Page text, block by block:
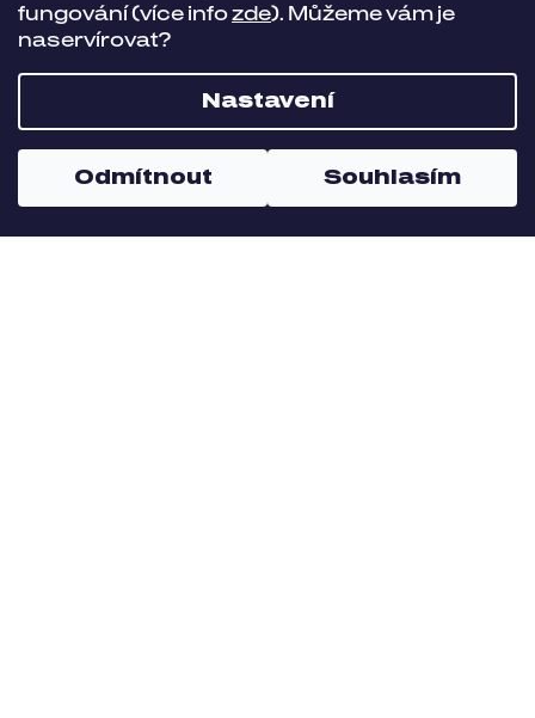
fungování (více infozde). Můžeme vám je
naservírovat?
Nastavení
Odmítnout Souhlasím